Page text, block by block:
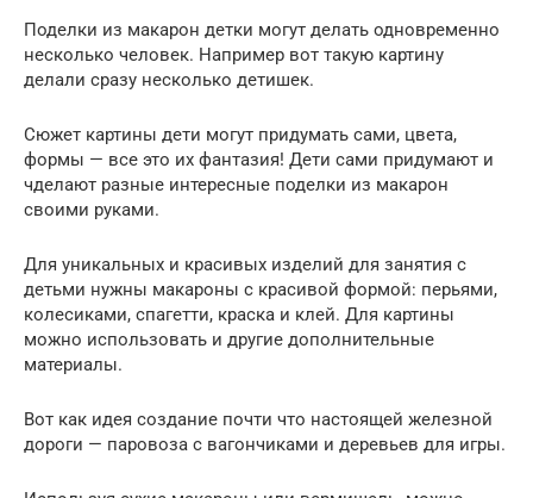
Поделки из макарон детки могут делать одновременно
несколько человек. Например вот такую картину
делали сразу несколько детишек.
Сюжет картины дети могут придумать сами, цвета,
формы — все это их фантазия! Дети сами придумают и
чделают разные интересные поделки из макарон
своими руками.
Для уникальных и красивых изделий для занятия с
детьми нужны макароны с красивой формой: перьями,
колесиками, спагетти, краска и клей. Для картины
можно использовать и другие дополнительные
материалы.
Вот как идея создание почти что настоящей железной
дороги — паровоза с вагончиками и деревьев для игры.